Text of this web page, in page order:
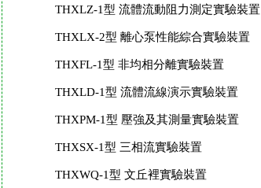
THXLZ-1型 流體流動阻力測定實驗裝置
THXLX-2型 離心泵性能綜合實驗裝置
THXFL-1型 非均相分離實驗裝置
THXLD-1型 流體流線演示實驗裝置
THXPM-1型 壓強及其測量實驗裝置
THXSX-1型 三相流實驗裝置
THXWQ-1型 文丘裡實驗裝置